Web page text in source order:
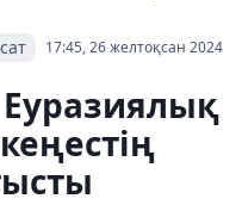
17:45, 26 желтоқсан 2024